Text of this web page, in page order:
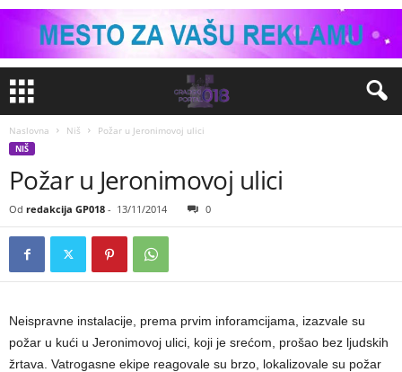
Naslovna Niš Požar u Jeronimovoj ulici
NIŠ
Požar u Jeronimovoj ulici
Od redakcija GP018 - 13/11/2014 0
Neispravne instalacije, prema prvim inforamcijama, izazvale su
požar u kući u Jeronimovoj ulici, koji je srećom, prošao bez ljudskih
žrtava. Vatrogasne ekipe reagovale su brzo, lokalizovale su požar